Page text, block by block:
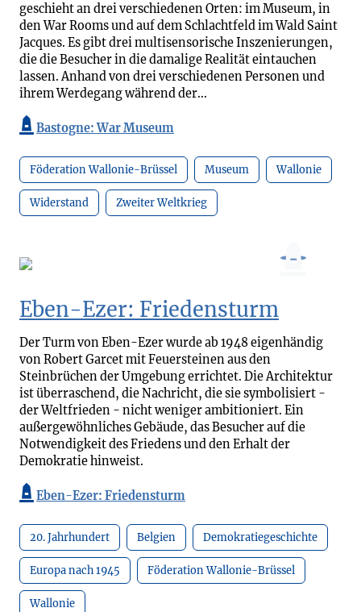
geschieht an drei verschiedenen Orten: im Museum, in
den War Rooms und auf dem Schlachtfeld im Wald Saint
Jacques. Es gibt drei multisensorische Inszenierungen,
die die Besucher in die damalige Realität eintauchen
lassen. Anhand von drei verschiedenen Personen und
ihrem Werdegang während der...
Bastogne: War Museum
Föderation Wallonie-Brüssel Museum Wallonie
Widerstand Zweiter Weltkrieg
Eben-Ezer: Friedensturm
Der Turm von Eben-Ezer wurde ab 1948 eigenhändig
von Robert Garcet mit Feuersteinen aus den
Steinbrüchen der Umgebung errichtet. Die Architektur
ist überraschend, die Nachricht, die sie symbolisiert -
der Weltfrieden - nicht weniger ambitioniert. Ein
außergewöhnliches Gebäude, das Besucher auf die
Notwendigkeit des Friedens und den Erhalt der
Demokratie hinweist.
Eben-Ezer: Friedensturm
20. Jahrhundert Belgien Demokratiegeschichte
Europa nach 1945 Föderation Wallonie-Brüssel
Wallonie